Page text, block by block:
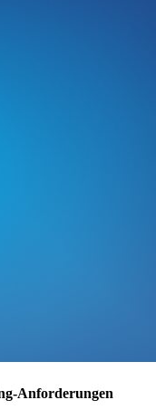
Anforderungen